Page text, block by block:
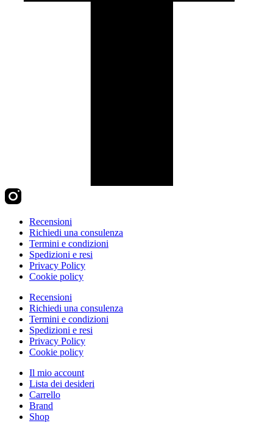
Recensioni
Richiedi una consulenza
Termini e condizioni
Spedizioni e resi
Privacy Policy
Cookie policy
Recensioni
Richiedi una consulenza
Termini e condizioni
Spedizioni e resi
Privacy Policy
Cookie policy
Il mio account
Lista dei desideri
Carrello
Brand
Shop